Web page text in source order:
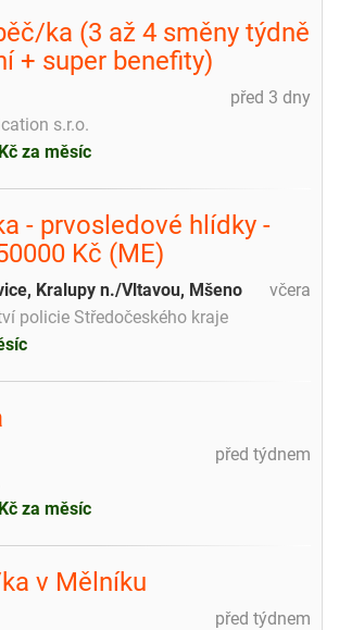
ka (3 až 4 směny týdně
+ super benefity)
před 3 dny
s.r.o.
za měsíc
- prvosledové hlídky -
Kč (ME)
včera
Kralupy n./Vltavou, Mšeno
policie Středočeského kraje
před týdnem
za měsíc
v Mělníku
před týdnem